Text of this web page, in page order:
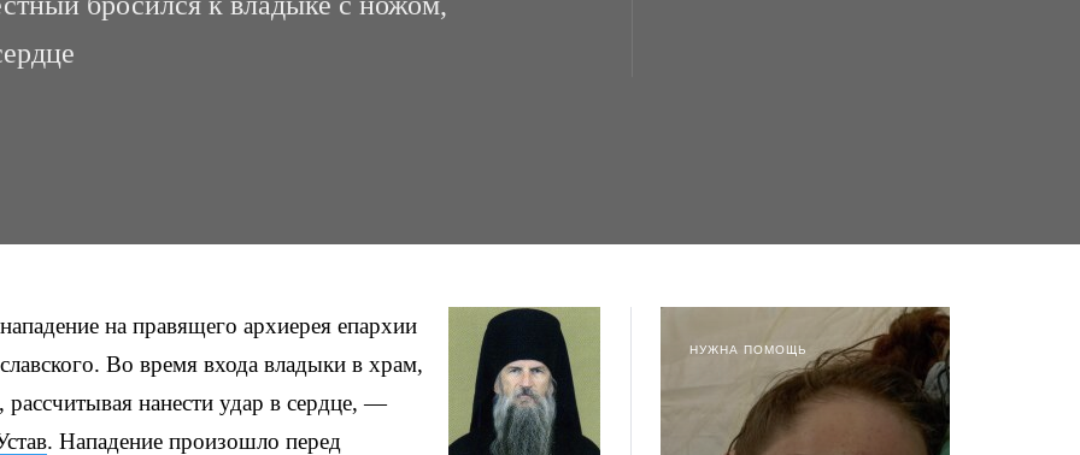
на правящего архиерея епархии
Во время входа владыки в храм,
нанести удар в сердце, —
. Нападение произошло перед
НУЖНА ПОМОЩЬ